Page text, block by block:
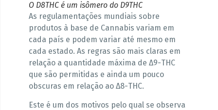
O D8THC é um isômero do D9THC
As regulamentações mundiais sobre
produtos à base de Cannabis variam em
cada país e podem variar até mesmo em
cada estado. As regras são mais claras em
relação a quantidade máxima de Δ9-THC
que são permitidas e ainda um pouco
obscuras em relação ao Δ8-THC.
Este é um dos motivos pelo qual se observa